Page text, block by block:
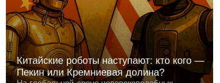
АО "КЬЮ ГРУПП"
ОГРН 1257700223615
ИНН 9724220494
Юридический адрес:
115230, г.Москва,
вн.тер.г.Муниципальный округ Нагатино-Садовники,
ул.Нагатинская, д.2, помещ.20/2.
ПН - ПТ: 11:00 — 19:00